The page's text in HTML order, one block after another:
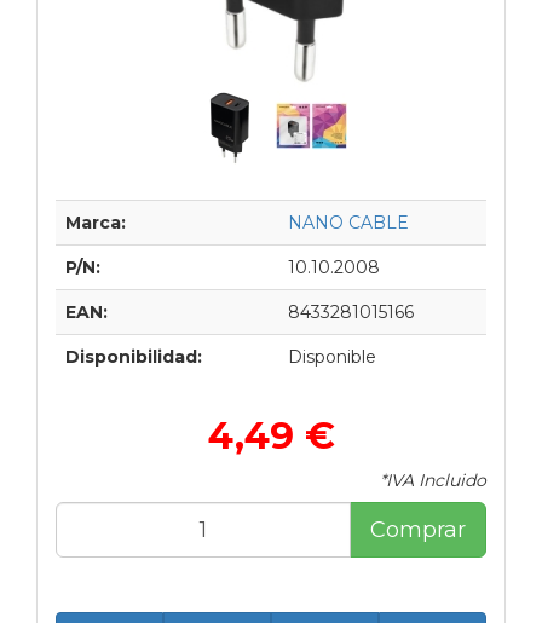
Marca: NANO CABLE
P/N: 10.10.2008
EAN: 8433281015166
Disponibilidad: Disponible
4,49 €
*IVA Incluido
Comprar